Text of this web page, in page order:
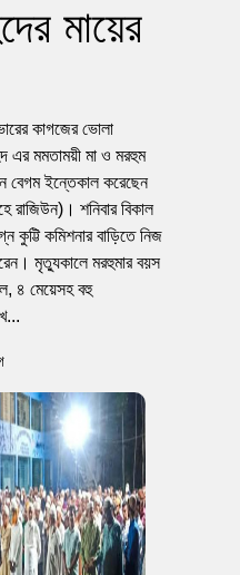
মায়ের
কাগজের ভোলা
এর মমতাময়ী মা ও মরহুম
বেগম ইন্তেকাল করেছেন
রাজিউন)। শনিবার বিকাল
কুট্টি কমিশনার বাড়িতে নিজ
মৃত্যুকালে মরহুমার বয়স
৪ মেয়েসহ বহু